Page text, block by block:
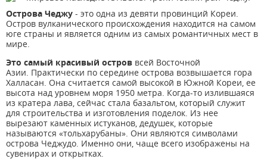
Новости
Контакты
Острова Чеджу - это одна из девяти провинций Кореи.
Остров вулканического происхождения находится на самом
юге страны и является одним из самых романтичных мест в
мире.
Это самый красивый остров всей Восточной
Азии. Практически по середине острова возвышается гора
Халласан. Она считается самой высокой в Южной Кореи, ее
высота над уровнем моря 1950 метра. Когда-то излившаяся
из кратера лава, сейчас стала базальтом, который служит
для строительства и изготовления поделок. Из нее
вырезают каменных истуканов, дедушек, которые
называются «тольхарубаны». Они являются символами
острова Чеджудо. Именно они, чаще всего изображены на
сувенирах и открытках.